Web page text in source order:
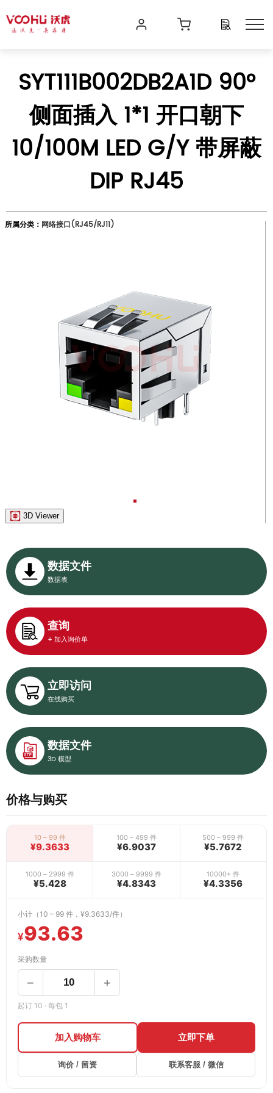
SYT111B002DB2A1D 90°
侧面插入 1*1 开口朝下
10/100M LED G/Y 带屏蔽
DIP RJ45
所属分类： 网络接口(RJ45/RJ11)
3D Viewer
数据文件
数据表
查询
+ 加入询价单
立即访问
在线购买
数据文件
3D 模型
价格与购买
10 – 99 件
¥9.3633
100 – 499 件
¥6.9037
500 – 999 件
¥5.7672
1000 – 2999 件
¥5.428
3000 – 9999 件
¥4.8343
10000+ 件
¥4.3356
采购数量
− +
起订 10 · 每包 1
小计（10 – 99 件，¥9.3633/件）
¥93.63
加入购物车 立即下单
询价 / 留资 联系客服 / 微信